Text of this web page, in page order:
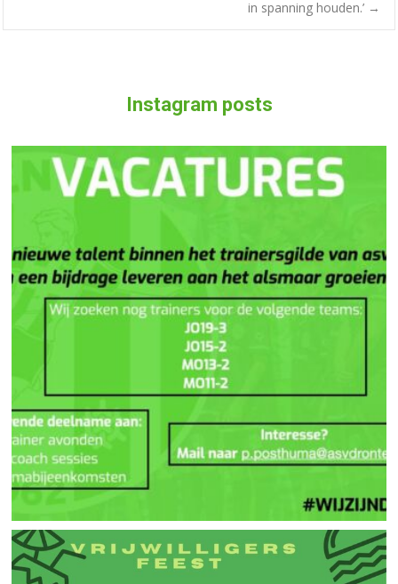
in spanning houden.’ →
Instagram posts